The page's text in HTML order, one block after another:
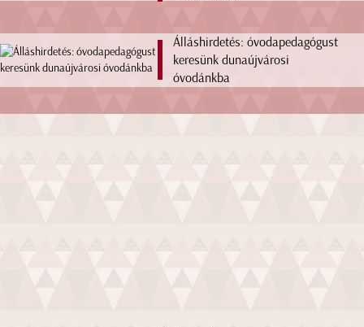
Álláshirdetés: óvodapedagógust
keresünk dunaújvárosi
óvodánkba